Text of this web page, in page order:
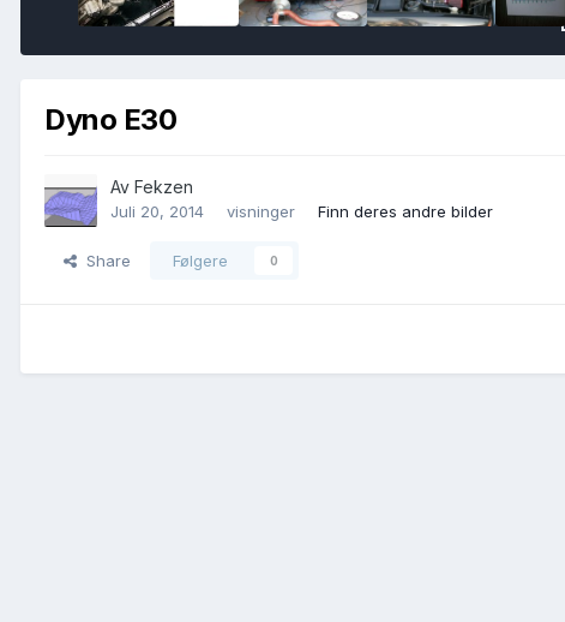
Dyno E30
Av Fekzen
Juli 20, 2014 visninger Finn deres andre bilder
Share Følgere 0